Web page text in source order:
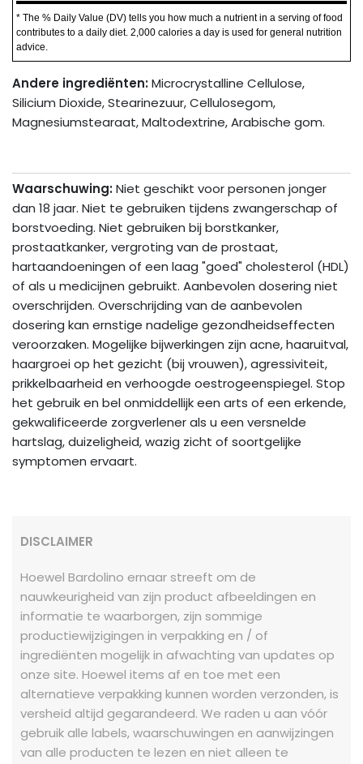
* The % Daily Value (DV) tells you how much a nutrient in a serving of food
contributes to a daily diet. 2,000 calories a day is used for general nutrition
advice.
Andere ingrediënten:Microcrystalline Cellulose,
Silicium Dioxide, Stearinezuur, Cellulosegom,
Magnesiumstearaat, Maltodextrine, Arabische gom.
Waarschuwing:Niet geschikt voor personen jonger
dan 18 jaar. Niet te gebruiken tijdens zwangerschap of
borstvoeding. Niet gebruiken bij borstkanker,
prostaatkanker, vergroting van de prostaat,
hartaandoeningen of een laag "goed" cholesterol (HDL)
of als u medicijnen gebruikt. Aanbevolen dosering niet
overschrijden. Overschrijding van de aanbevolen
dosering kan ernstige nadelige gezondheidseffecten
veroorzaken. Mogelijke bijwerkingen zijn acne, haaruitval,
haargroei op het gezicht (bij vrouwen), agressiviteit,
prikkelbaarheid en verhoogde oestrogeenspiegel. Stop
het gebruik en bel onmiddellijk een arts of een erkende,
gekwalificeerde zorgverlener als u een versnelde
hartslag, duizeligheid, wazig zicht of soortgelijke
symptomen ervaart.
DISCLAIMER
Hoewel Bardolino ernaar streeft om de
nauwkeurigheid van zijn product afbeeldingen en
informatie te waarborgen, zijn sommige
productiewijzigingen in verpakking en / of
ingrediënten mogelijk in afwachting van updates op
onze site. Hoewel items af en toe met een
alternatieve verpakking kunnen worden verzonden, is
versheid altijd gegarandeerd. We raden u aan vóór
gebruik alle labels, waarschuwingen en aanwijzingen
van alle producten te lezen en niet alleen te